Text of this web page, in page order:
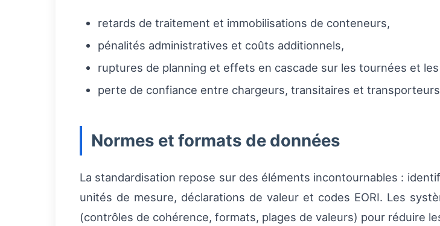
retards de traitement et immobilisations de conteneurs,
pénalités administratives et coûts additionnels,
ruptures de planning et effets en cascade sur les tournées et les
perte de confiance entre chargeurs, transitaires et
Normes et formats de données
La standardisation repose sur des éléments incontournables :
unités de mesure, déclarations de valeur et codes EORI. Les
(contrôles de cohérence, formats, plages de valeurs) pour réduire